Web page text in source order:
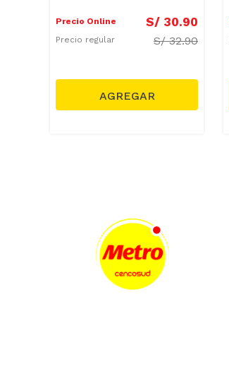
Precio Online S/ 30.90
Precio regular S/32.90